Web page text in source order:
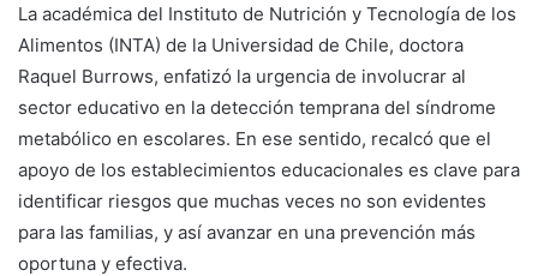
La académica del Instituto de Nutrición y Tecnología de los
Alimentos (INTA) de la Universidad de Chile, doctora
Raquel Burrows, enfatizó la urgencia de involucrar al
sector educativo en la detección temprana del síndrome
metabólico en escolares. En ese sentido, recalcó que el
apoyo de los establecimientos educacionales es clave para
identificar riesgos que muchas veces no son evidentes
para las familias, y así avanzar en una prevención más
oportuna y efectiva.